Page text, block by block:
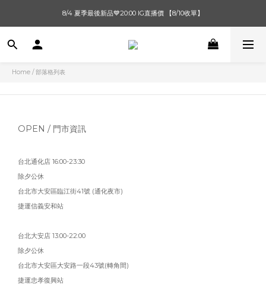
單筆滿$1000【先付款】 / 滿$2000【超取付款】 🚚免運費
8/4 夏季最後新品💙20:00 IG直播價 【8/10收單】
單筆滿$1000【先付款】 / 滿$2000【超取付款】 🚚免運費
Home /部落格列表
OPEN / 門市資訊
台北通化店 16:00-23:30
除夕公休
台北市大安區臨江街41號 (通化夜市)
捷運信義安和站
台北大安店 13:00-22:00
除夕公休
台北市大安區大安路一段43號(轉角間)
捷運忠孝復興站